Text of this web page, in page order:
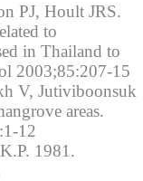
PJ, Hoult JRS.
to
in Thailand to
2003;85:207-15
V, Jutiviboonsuk
areas.
12
1981.